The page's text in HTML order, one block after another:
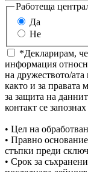
Работеща
Да
Не
*Декларирам,
информация
на дружеството/
както и за правата
за защита на
контакт се
• Цел на
• Правно
стъпки преди
• Срок за